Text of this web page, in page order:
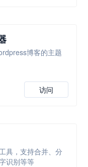
博客的主题
访问
具，支持合并、分
识别等等